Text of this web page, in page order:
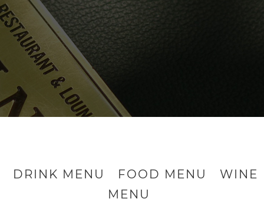
DRINK MENU FOOD MENU
WINE
MENU